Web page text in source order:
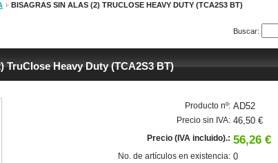
BISAGRAS SIN ALAS (2) TRUCLOSE HEAVY DUTY (TCA2S3 BT)
Buscar:
TruClose Heavy Duty (TCA2S3 BT)
Producto nº: AD52
Precio sin IVA: 46,50 €
Precio (IVA incluido).: 56,26 €
No. de artículos en existencia: 0